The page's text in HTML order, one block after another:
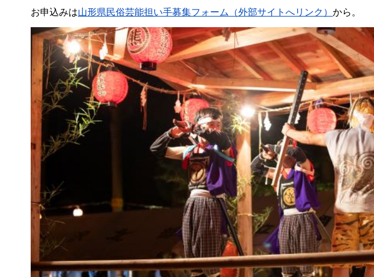
お申込みは山形県民俗芸能担い手募集フォーム（外部サイトへリンク） から。